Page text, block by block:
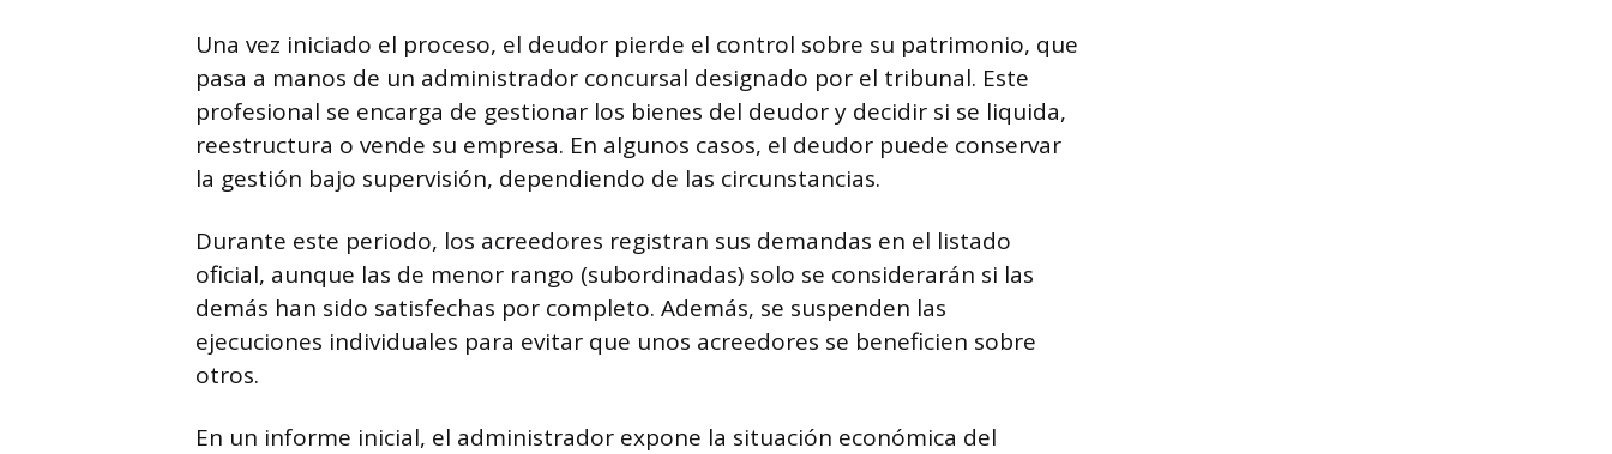
Una vez iniciado el proceso, el deudor pierde el control sobre su patrimonio, que
pasa a manos de un administrador concursal designado por el tribunal. Este
profesional se encarga de gestionar los bienes del deudor y decidir si se liquida,
reestructura o vende su empresa. En algunos casos, el deudor puede conservar
la gestión bajo supervisión, dependiendo de las circunstancias.
Durante este periodo, los acreedores registran sus demandas en el listado
oficial, aunque las de menor rango (subordinadas) solo se considerarán si las
demás han sido satisfechas por completo. Además, se suspenden las
ejecuciones individuales para evitar que unos acreedores se beneficien sobre
otros.
En un informe inicial, el administrador expone la situación económica del